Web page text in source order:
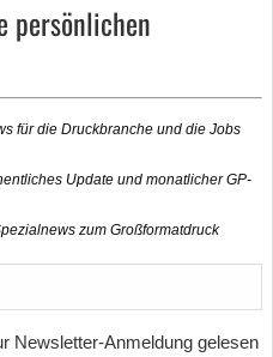
persönlichen
für die Druckbranche und die Jobs
Update und monatlicher GP-
zum Großformatdruck
Newsletter-Anmeldung gelesen